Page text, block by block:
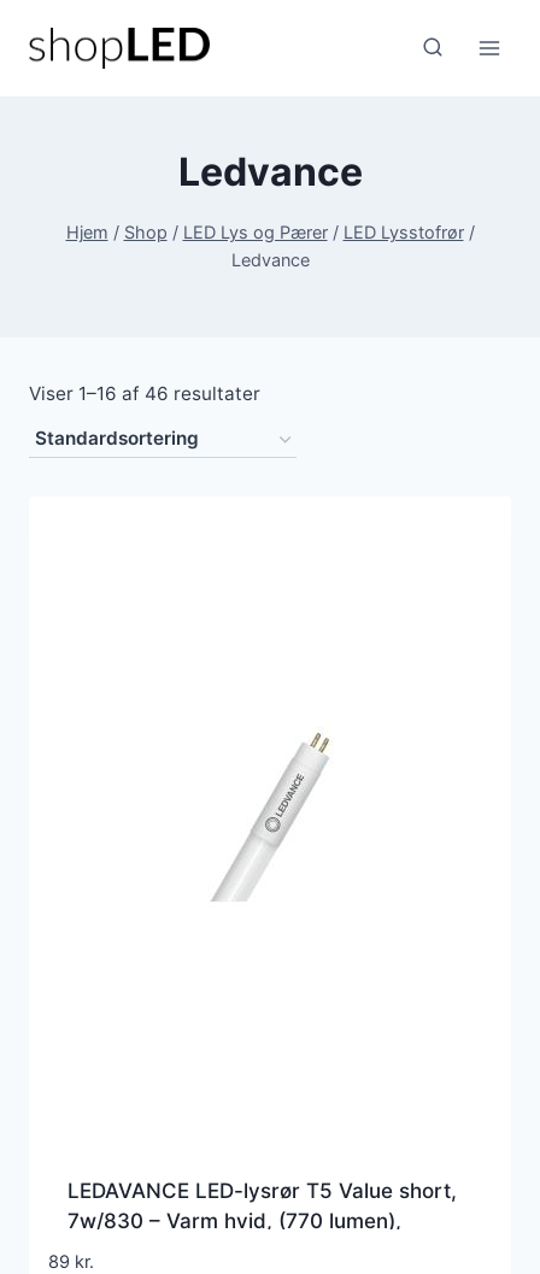
Ledvance
Hjem / Shop / LED Lys og Pærer / LED Lysstofrør /
Ledvance
Viser 1–16 af 46 resultater
LEDAVANCE LED-lysrør T5 Value short,
7w/830 – Varm hvid, (770 lumen),
517mm, G5 (Erstatter 13w), HF
89 kr.